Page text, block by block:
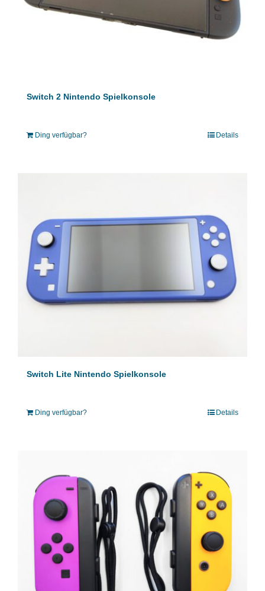
Switch 2 Nintendo Spielkonsole
Ding verfügbar? Details
Switch Lite Nintendo Spielkonsole
Ding verfügbar? Details